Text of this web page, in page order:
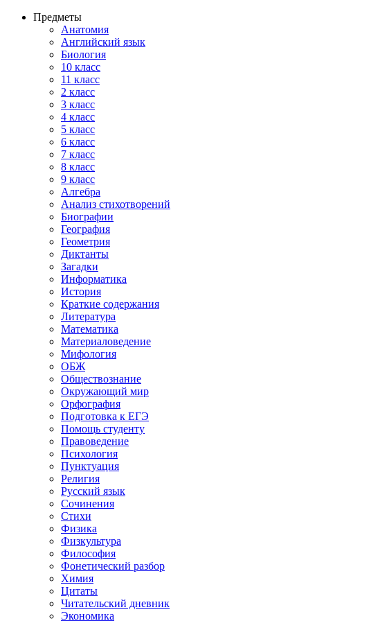
Предметы
Анатомия
Английский язык
Биология
10 класс
11 класс
2 класс
3 класс
4 класс
5 класс
6 класс
7 класс
8 класс
9 класс
Алгебра
Анализ стихотворений
Биографии
География
Геометрия
Диктанты
Загадки
Информатика
История
Краткие содержания
Литература
Математика
Материаловедение
Мифология
ОБЖ
Обществознание
Окружающий мир
Орфография
Подготовка к ЕГЭ
Помощь студенту
Правоведение
Психология
Пунктуация
Религия
Русский язык
Сочинения
Стихи
Физика
Физкультура
Философия
Фонетический разбор
Химия
Цитаты
Читательский дневник
Экономика